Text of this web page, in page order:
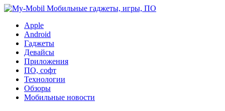
Apple
Android
Гаджеты
Девайсы
Приложения
ПО, софт
Технологии
Обзоры
Мобильные новости